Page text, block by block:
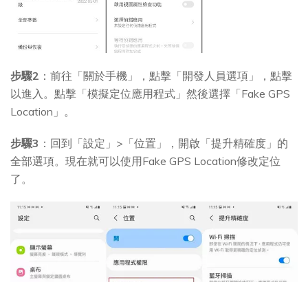
步驟2 ：前往「關於手機」，點擊「開發人員選項」，點擊
以進入。點擊「模擬定位應用程式」然後選擇「Fake GPS
Location」。
步驟3 ：回到「設定」>「位置」，開啟「提升精確度」的
全部選項。現在就可以使用Fake GPS Location修改定位
了。